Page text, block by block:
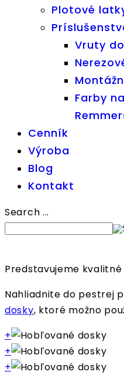
Plotové
Vruty
Farby
Cenník
Výroba
Blog
Kontakt
Search ...
Predstavujeme
Nahliadnite do pestrej
dosky, ktoré možno
+
+
+